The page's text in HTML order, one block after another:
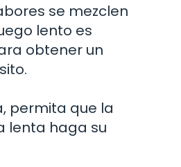
se mezclen
lento es
obtener un
permita que la
lenta haga su